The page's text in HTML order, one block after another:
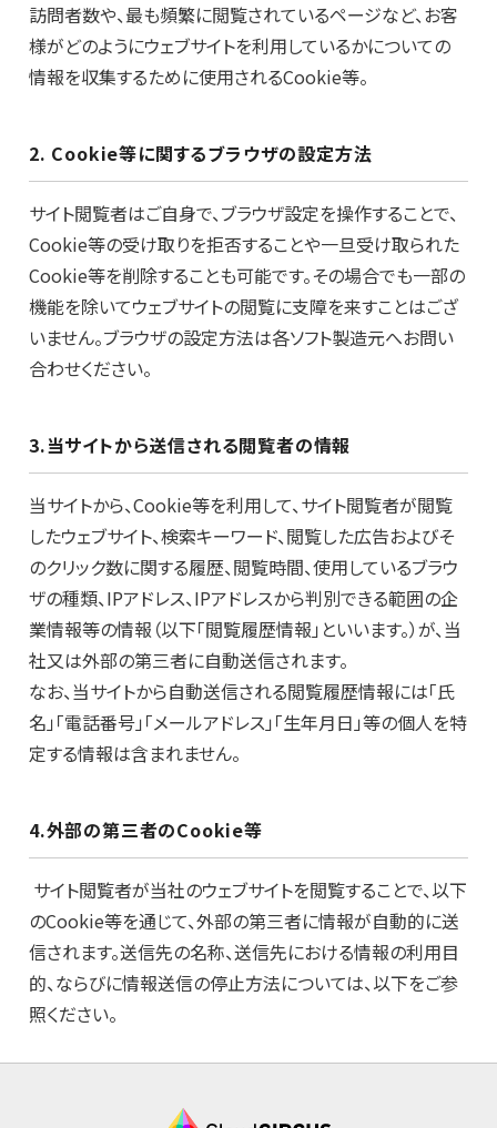
訪問者数や、最も頻繁に閲覧されているページなど、お客
様がどのようにウェブサイトを利用しているかについての
情報を収集するために使用されるCookie等。
2. Cookie等に関するブラウザの設定方法
サイト閲覧者はご自身で、ブラウザ設定を操作することで、
Cookie等の受け取りを拒否することや一旦受け取られた
Cookie等を削除することも可能です。その場合でも一部の
機能を除いてウェブサイトの閲覧に支障を来すことはござ
いません。ブラウザの設定方法は各ソフト製造元へお問い
合わせください。
3.当サイトから送信される閲覧者の情報
当サイトから、Cookie等を利用して、サイト閲覧者が閲覧
したウェブサイト、検索キーワード、閲覧した広告およびそ
のクリック数に関する履歴、閲覧時間、使用しているブラウ
ザの種類、IPアドレス、IPアドレスから判別できる範囲の企
業情報等の情報（以下「閲覧履歴情報」といいます。）が、当
社又は外部の第三者に自動送信されます。
なお、当サイトから自動送信される閲覧履歴情報には「氏
名」「電話番号」「メールアドレス」「生年月日」等の個人を特
定する情報は含まれません。
4.外部の第三者のCookie等
サイト閲覧者が当社のウェブサイトを閲覧することで、以下
のCookie等を通じて、外部の第三者に情報が自動的に送
信されます。送信先の名称、送信先における情報の利用目
的、ならびに情報送信の停止方法については、以下をご参
照ください。